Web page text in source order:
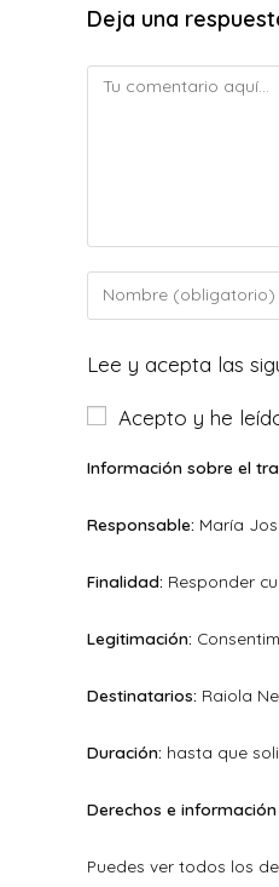
Deja una
Comentario
Introduce
tu
nombre
nombre
de
para
Lee y acepta las
Acepto y he
Información sobre el
Responsable: María
Finalidad: Responder
Legitimación:
Destinatarios: Raiola
Duración: hasta que
Derechos e
Puedes ver todos los